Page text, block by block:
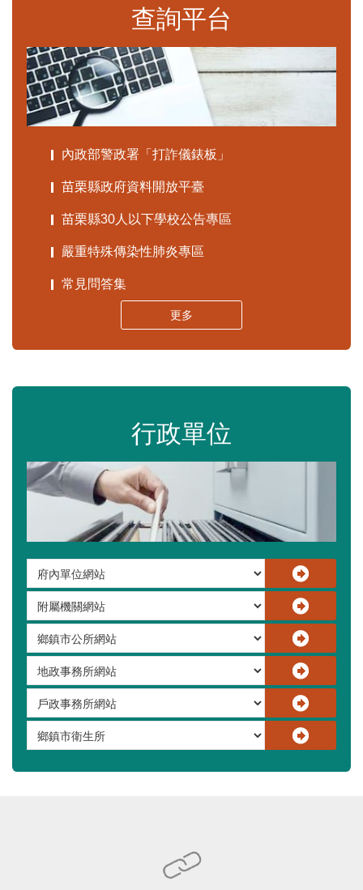
查詢平台
內政部警政署「打詐儀錶板」
苗栗縣政府資料開放平臺
苗栗縣30人以下學校公告專區
嚴重特殊傳染性肺炎專區
常見問答集
更多
行政單位